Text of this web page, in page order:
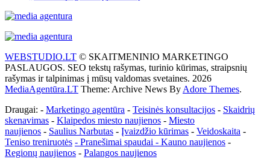
WEBSTUDIO.LT © SKAITMENINIO MARKETINGO
PASLAUGOS. SEO tekstų rašymas, turinio kūrimas, straipsnių
rašymas ir talpinimas į mūsų valdomas svetaines. 2026
MediaAgentūra.LT Theme: Archive News By Adore Themes.
Draugai: - Marketingo agentūra - Teisinės konsultacijos - Skaidrių
skenavimas - Klaipedos miesto naujienos - Miesto
naujienos - Saulius Narbutas - Įvaizdžio kūrimas - Veidoskaita -
Teniso treniruotės - Pranešimai spaudai - Kauno naujienos -
Regionų naujienos - Palangos naujienos